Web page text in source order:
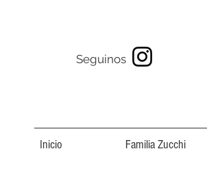
Seguinos
Inicio Familia Zucchi